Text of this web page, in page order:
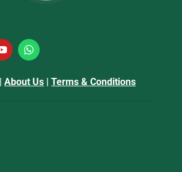
|About Us |Terms & Conditions